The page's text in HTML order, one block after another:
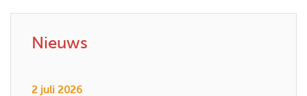
Nieuws
2 juli 2026